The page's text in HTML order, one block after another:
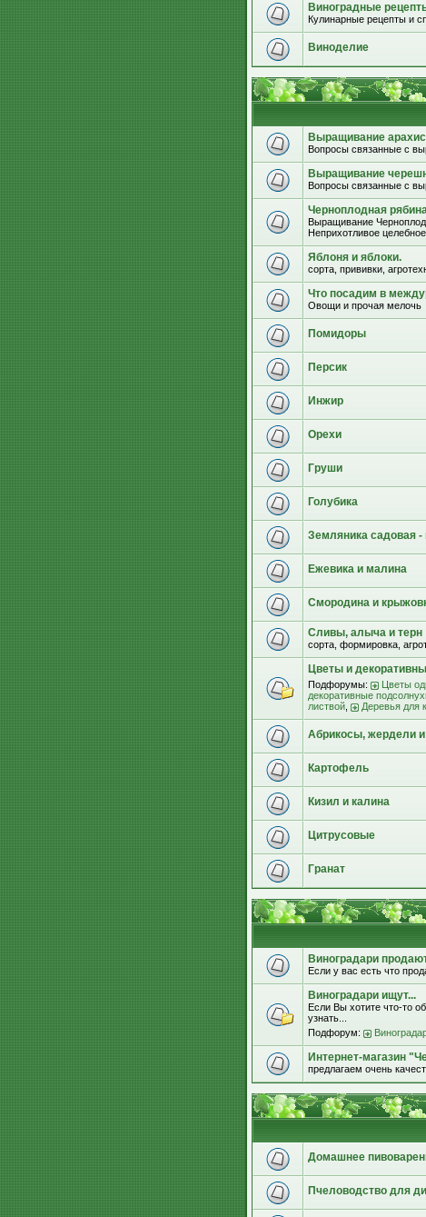
Виноградные
Кулинарные рецепты и
Виноделие
Выращивание
Вопросы связанные с
Выращивание
Вопросы связанные с
Черноплодная
Выращивание
Неприхотливое целебное
Яблоня и яблоки.
сорта, прививки,
Что посадим в
Овощи и прочая мелочь
Помидоры
Персик
Инжир
Орехи
Груши
Голубика
Земляника садовая -
Ежевика и малина
Смородина и
Сливы, алыча и терн
сорта, формировка,
Цветы и
Подфорумы: Цветы
декоративные
листвой
Деревья для
Абрикосы, жердели
Картофель
Кизил и калина
Цитрусовые
Гранат
Виноградари
Если у вас есть что
Виноградари ищут...
Если Вы хотите что-то
узнать...
Подфорум:
Интернет-магазин
предлагаем очень
Домашнее
Пчеловодство для